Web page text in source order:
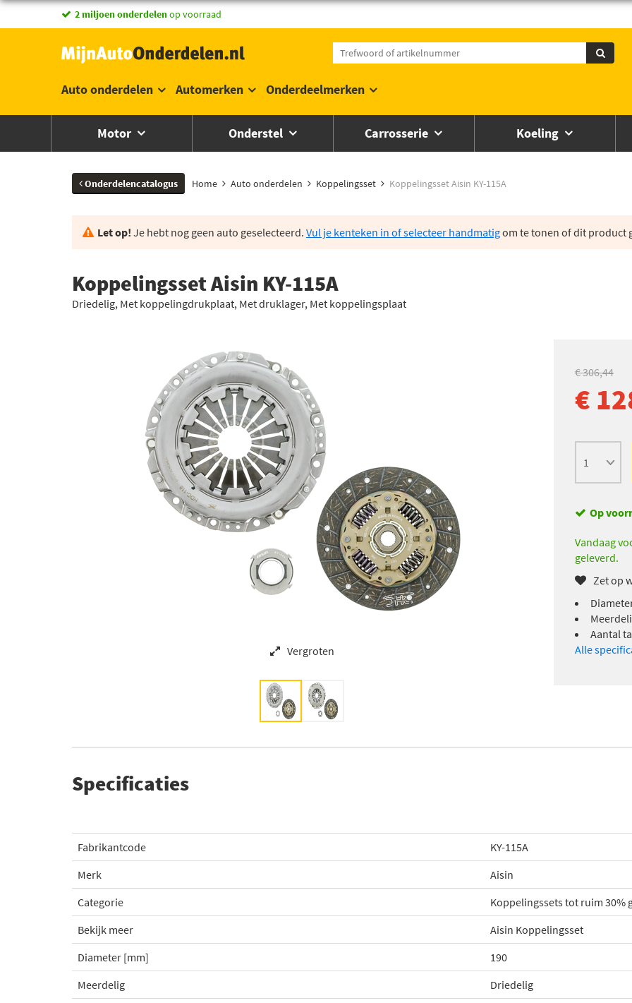
2 miljoen onderdelenop voorraad
Auto onderdelen Automerken Onderdeelmerken
Motor Onderstel Carrosserie Koeling
Onderdelencatalogus Home Auto onderdelen Koppelingsset Koppelingsset Aisin KY-115A
Let op! Je hebt nog geen auto geselecteerd. Vul je kenteken in of selecteer handmatigom te tonen of dit product
Koppelingsset Aisin KY-115A
Driedelig, Met koppelingdrukplaat, Met druklager, Met koppelingsplaat
Vergroten
€ 306,44
€
Op
Vandaag
geleverd.
Zet op
Aantal
Alle
Specificaties
Fabrikantcode
KY-115A
Merk
Aisin
Categorie
Koppelingssets tot ruim 30%
Bekijk meer
Aisin Koppelingsset
Diameter [mm]
190
Meerdelig
Driedelig